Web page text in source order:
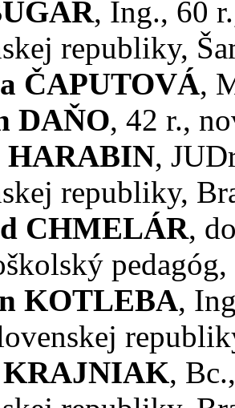
, Ing., 60
republiky,
ČAPUTOVÁ,
DAŇO, 42 r.,
HARABIN,
republiky,
CHMELÁR,
pedagóg,
KOTLEBA,
,